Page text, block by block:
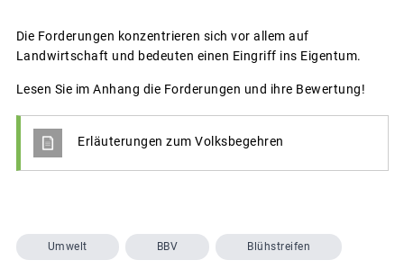
Die Forderungen konzentrieren sich vor allem auf
Landwirtschaft und bedeuten einen Eingriff ins Eigentum.
Lesen Sie im Anhang die Forderungen und ihre Bewertung!
Erläuterungen zum Volksbegehren
Umwelt BBV Blühstreifen